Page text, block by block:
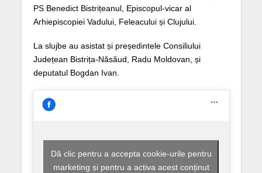
PS Benedict Bistrițeanul, Episcopul-vicar al
Arhiepiscopiei Vadului, Feleacului și Clujului.
La slujbe au asistat și președintele Consiliului
Județean Bistrița-Năsăud, Radu Moldovan, și
deputatul Bogdan Ivan.
Dă clic pentru a accepta cookie-urile pentru
marketing și pentru a activa acest conținut